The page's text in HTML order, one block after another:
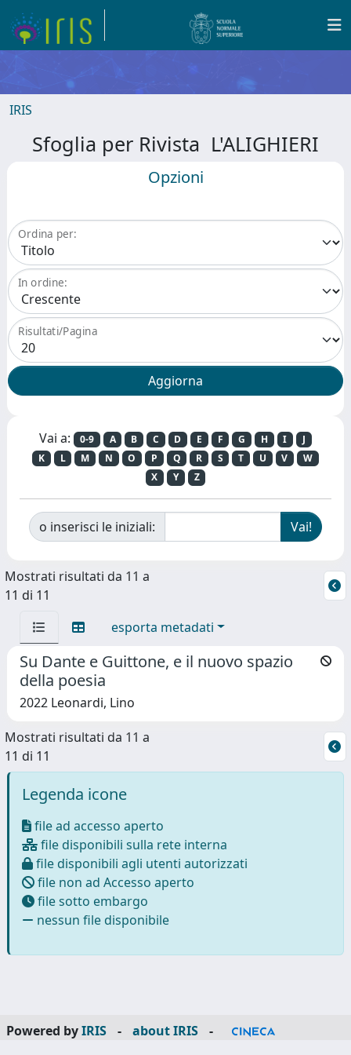
IRIS
Sfoglia per Rivista L'ALIGHIERI
Opzioni
Ordina per:
In ordine:
Risultati/Pagina
Vai a: 0-9 A B C D E F G H I
J
K
L M N O P Q R S T U V
W
X
Y Z
o inserisci le iniziali:
Mostrati risultati da 11 a
11 di 11
esporta metadati
Su Dante e Guittone, e il nuovo spazio
della poesia
2022 Leonardi, Lino
Mostrati risultati da 11 a
11 di 11
Legenda icone
file ad accesso aperto
file disponibili sulla rete interna
file disponibili agli utenti autorizzati
file non ad Accesso aperto
file sotto embargo
nessun file disponibile
Powered byIRIS - about IRIS
-